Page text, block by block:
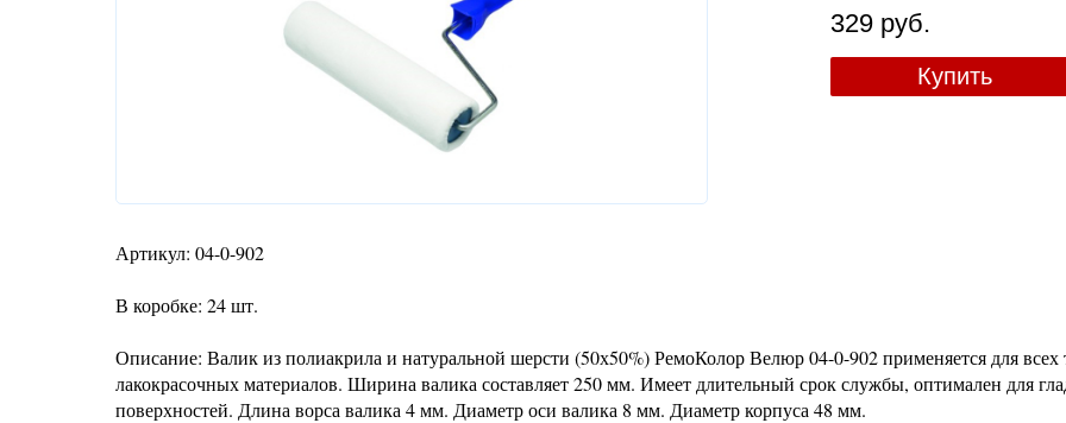
329 руб.
Купить
Артикул: 04-0-902
В коробке: 24 шт.
Описание: Валик из полиакрила и натуральной шерсти (50х50%) РемоКолор Велюр 04-0-902 применяется для всех
лакокрасочных материалов. Ширина валика составляет 250 мм. Имеет длительный срок службы, оптимален для
поверхностей. Длина ворса валика 4 мм. Диаметр оси валика 8 мм. Диаметр корпуса 48 мм.